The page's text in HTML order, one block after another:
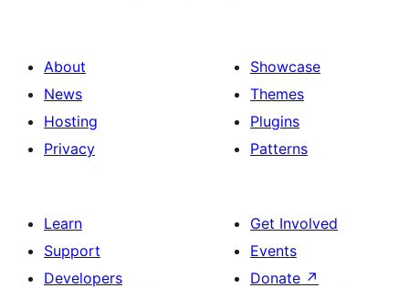
About
News
Hosting
Privacy
Showcase
Themes
Plugins
Patterns
Learn
Support
Developers
Get Involved
Events
Donate ↗